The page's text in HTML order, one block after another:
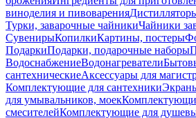
виноделия и пивоварения
Турки, заварочные чайникиЧайники
СувенирыКопилкиКартины, постеры
ПодаркиПодарки, подарочные наборы
ВодоснабжениеВодонагреватели
сантехническиеАксессуары для
Комплектующие для сантехники
для умывальников, моек
смесителейКомплектующие для